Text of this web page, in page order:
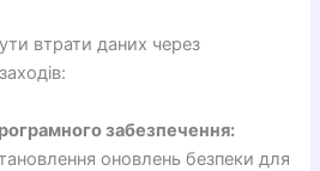
втрати даних через
забезпечення:
оновлень безпеки для